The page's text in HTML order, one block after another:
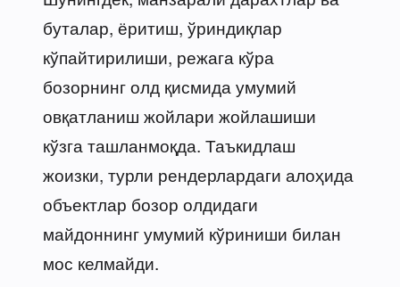
буталар, ёритиш, ўриндиқлар
кўпайтирилиши, режага кўра
бозорнинг олд қисмида умумий
овқатланиш жойлари жойлашиши
кўзга ташланмоқда. Таъкидлаш
жоизки, турли рендерлардаги алоҳида
объектлар бозор олдидаги
майдоннинг умумий кўриниши билан
мос келмайди.